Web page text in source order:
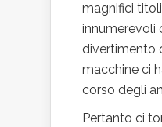
magnifici
innumerevoli
divertimento
macchine ci
corso degli
Pertanto ci